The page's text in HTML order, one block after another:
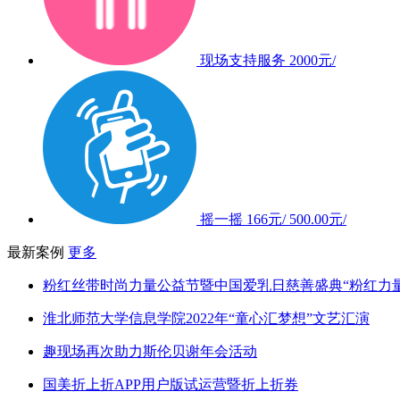
现场支持服务 2000元/
摇一摇 166元/ 500.00元/
最新案例 更多
粉红丝带时尚力量公益节暨中国爱乳日慈善盛典“粉红力
淮北师范大学信息学院2022年“童心汇梦想”文艺汇演
趣现场再次助力斯伦贝谢年会活动
国美折上折APP用户版试运营暨折上折券